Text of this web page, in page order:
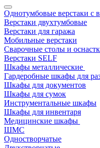
Однотумбовые верстаки
Верстаки двухтумбовые
Верстаки для гаража
Мобильные верстаки
Сварочные столы и
Верстаки SELF
Шкафы металлические
Гардеробные шкафы для
Шкафы для документов
Шкафы для сумок
Инструментальные шкафы
Шкафы для инвентаря
Медицинские шкафы
ШМС
Одностворчатые